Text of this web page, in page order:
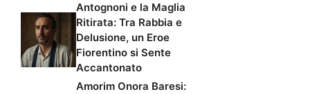
Antognoni e la Maglia
Ritirata: Tra Rabbia e
Delusione, un Eroe
Fiorentino si Sente
Accantonato
Amorim Onora Baresi: